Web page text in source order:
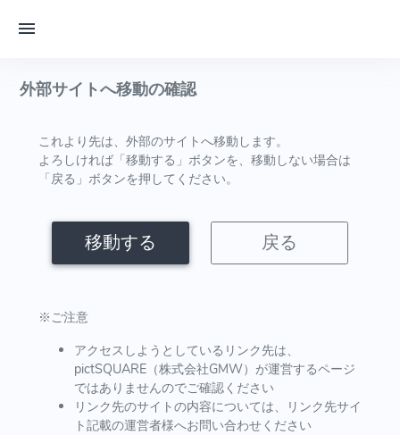
外部サイトへ移動の確認
これより先は、外部のサイトへ移動します。
よろしければ「移動する」ボタンを、移動しない場合は
「戻る」ボタンを押してください。
移動する 戻る
※ご注意
アクセスしようとしているリンク先は、
pictSQUARE（株式会社GMW）が運営するページ
ではありませんのでご確認ください
リンク先のサイトの内容については、リンク先サイ
ト記載の運営者様へお問い合わせください